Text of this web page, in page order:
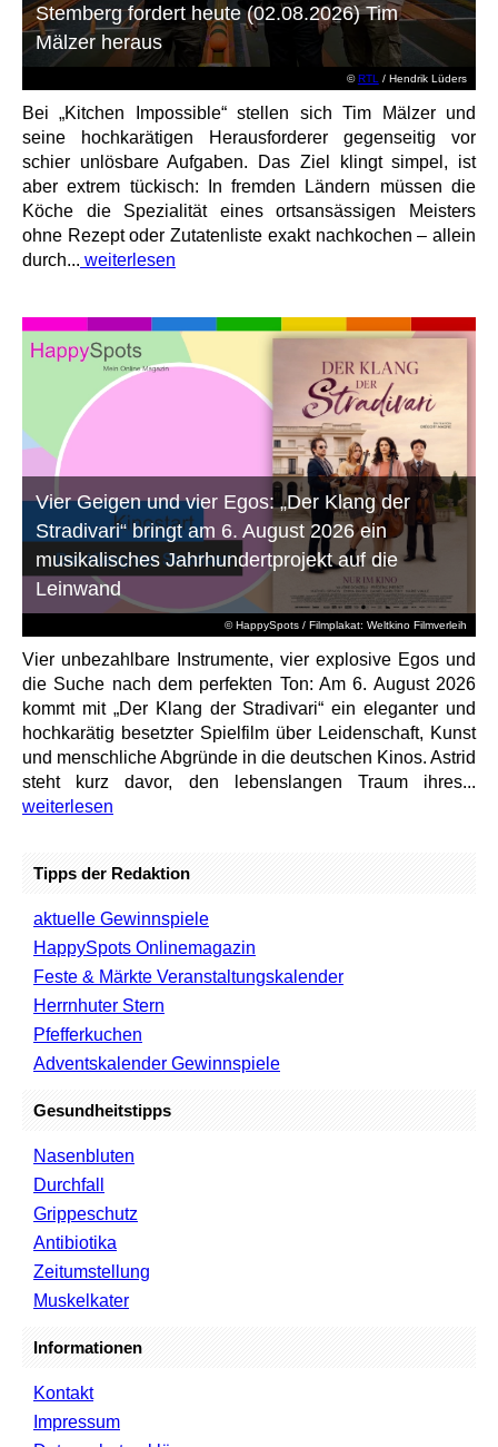
©RTL / Hendrik Lüders
Stemberg fordert heute (02.08.2026) Tim
Mälzer heraus
Bei „Kitchen Impossible“ stellen sich Tim Mälzer und
seine hochkarätigen Herausforderer gegenseitig vor
schier unlösbare Aufgaben. Das Ziel klingt simpel, ist
aber extrem tückisch: In fremden Ländern müssen die
Köche die Spezialität eines ortsansässigen Meisters
ohne Rezept oder Zutatenliste exakt nachkochen – allein
durch... weiterlesen
© HappySpots / Filmplakat: Weltkino Filmverleih
Vier Geigen und vier Egos: „Der Klang der
Stradivari“ bringt am 6. August 2026 ein
musikalisches Jahrhundertprojekt auf die
Leinwand
Vier unbezahlbare Instrumente, vier explosive Egos und
die Suche nach dem perfekten Ton: Am 6. August 2026
kommt mit „Der Klang der Stradivari“ ein eleganter und
hochkarätig besetzter Spielfilm über Leidenschaft, Kunst
und menschliche Abgründe in die deutschen Kinos. Astrid
steht kurz davor, den lebenslangen Traum ihres...
weiterlesen
Tipps der Redaktion
aktuelle Gewinnspiele
HappySpots Onlinemagazin
Feste & Märkte Veranstaltungskalender
Herrnhuter Stern
Pfefferkuchen
Adventskalender Gewinnspiele
Gesundheitstipps
Nasenbluten
Durchfall
Grippeschutz
Antibiotika
Zeitumstellung
Muskelkater
Informationen
Kontakt
Impressum